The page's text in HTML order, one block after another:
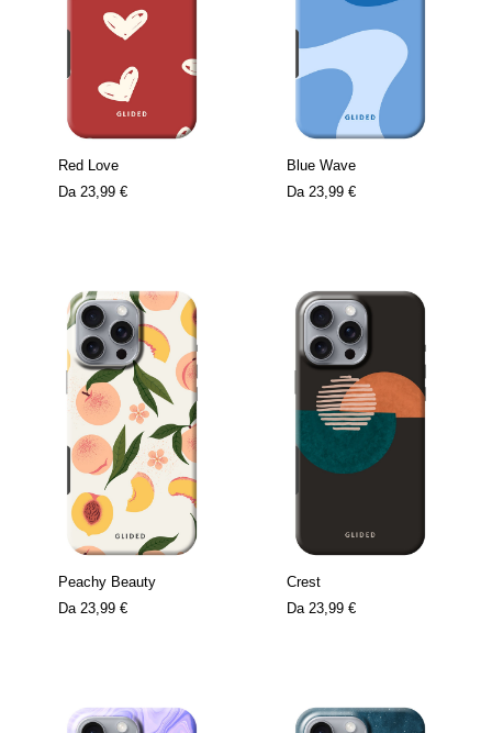
Red Love
Da 23,99 €
Blue Wave
Da 23,99 €
Peachy Beauty
Da 23,99 €
Crest
Da 23,99 €